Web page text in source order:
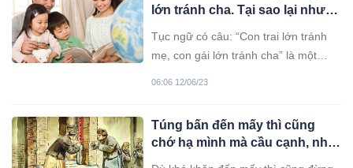
lớn tránh cha. Tại sao lại như
Tục ngữ có câu: “Con trai lớn tránh
mẹ, con gái lớn tránh cha” là một
riêng tư, cá nhân của mỗi người.
06:06 12/06/23
Túng bấn đến mấy thì cũng
chớ hạ mình mà cầu cạnh, nhờ